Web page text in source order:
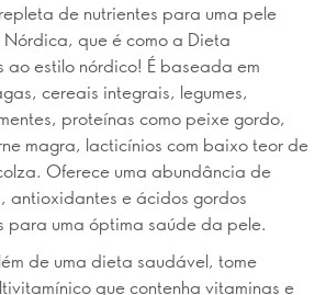
de nutrientes para uma pele
que é como a Dieta
ao estilo nórdico! É baseada em
cereais integrais, legumes,
proteínas como peixe gordo,
magra, lacticínios com baixo teor de
Oferece uma abundância de
antioxidantes e ácidos gordos
para uma óptima saúde da pele.
de uma dieta saudável, tome
que contenha vitaminas e